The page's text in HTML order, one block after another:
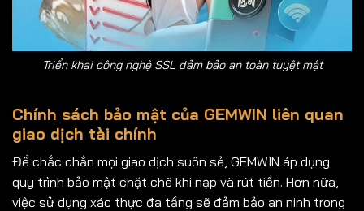
Triển khai công nghệ SSL đảm bảo an toàn tuyệt mật
Chính sách bảo mật của GEMWIN liên quan
giao dịch tài chính
Để chắc chắn mọi giao dịch suôn sẻ, GEMWIN áp dụng
quy trình bảo mật chặt chẽ khi nạp và rút tiền. Hơn nữa,
việc sử dụng xác thực đa tầng sẽ đảm bảo an ninh trong